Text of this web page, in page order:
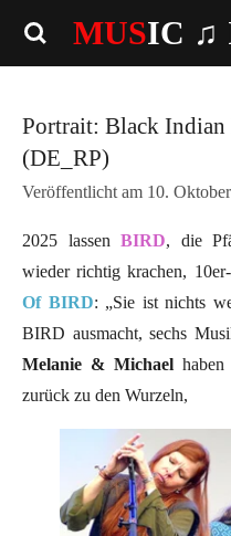
Zum
MUSIC ♫
Portrait: Black
(DE_RP)
Veröffentlicht am 10.
2025 lassen BIRD, die
wieder richtig krachen,
Of BIRD: „Sie ist nichts
BIRD ausmacht, sechs
Melanie & Michael
zurück zu den Wurzeln,